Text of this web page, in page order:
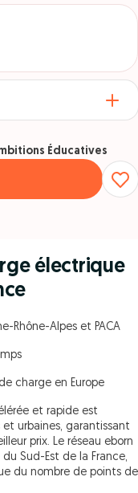
électrique
Rhône-Alpes et PACA
charge en Europe
et rapide est
urbaines, garantissant
prix. Le réseau eborn
Sud-Est de la France,
du nombre de points de
Éducatives